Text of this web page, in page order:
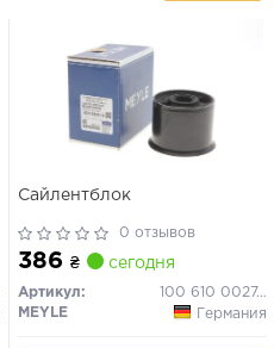
Сайлентблок
0 отзывов
386 ₴ сегодня
Артикул:
100 610 0027/HD
MEYLE
Германия